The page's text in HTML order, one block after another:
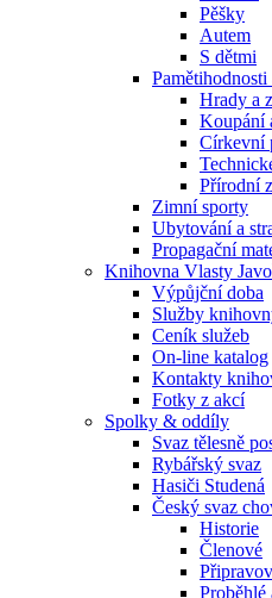
Pěšky
Autem
S dětmi
Pamětihodnosti
Hrady a
Koupání
Církevní
Přírodní
Zimní sporty
Ubytování a
Propagační
Knihovna Vlasty
Výpůjční doba
Služby
Ceník služeb
On-line katalog
Kontakty
Fotky z akcí
Spolky & oddíly
Svaz tělesně
Rybářský svaz
Hasiči Studená
Český svaz
Historie
Členové
Proběhlé